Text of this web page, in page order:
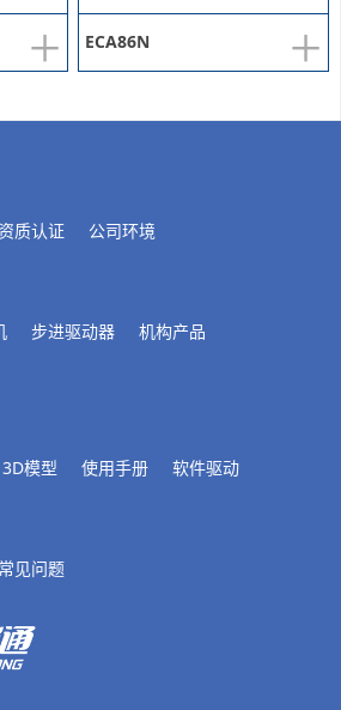
+ +
ECA86N
质认证 公司环境
步进驱动器
机构产品
3D模型 使用手册 软件驱动
常见问题